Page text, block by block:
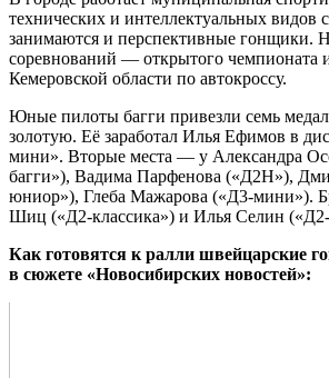
технических и интеллектуальных видов
занимаются и перспективные гонщики.
соревнований — открытого чемпионата
Кемеровской области по автокроссу.
Юные пилоты багги привезли семь
золотую. Её заработал Илья Ефимов в
мини». Вторые места — у Александра
багги»), Вадима Парфенова («Д2Н»),
юниор»), Глеба Мажарова («Д3-мини»).
Шиц («Д2-классика») и Илья Селин
Как готовятся к ралли швейцарские
в сюжете «Новосибирских новостей»: